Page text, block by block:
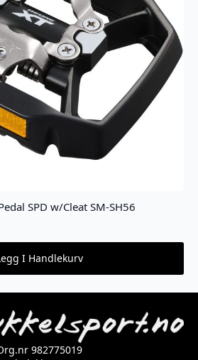
SPD w/Cleat SM-SH56
I Handlekurv
982775019